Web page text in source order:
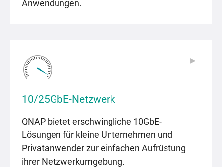
Anwendungen.
10/25GbE-Netzwerk
QNAP bietet erschwingliche 10GbE-
Lösungen für kleine Unternehmen und
Privatanwender zur einfachen Aufrüstung
ihrer Netzwerkumgebung.
▶